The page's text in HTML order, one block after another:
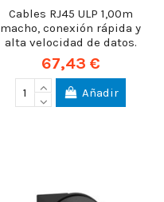
Cables RJ45 ULP 1,00m
macho, conexión rápida y
alta velocidad de datos.
67,43 €
Añadir